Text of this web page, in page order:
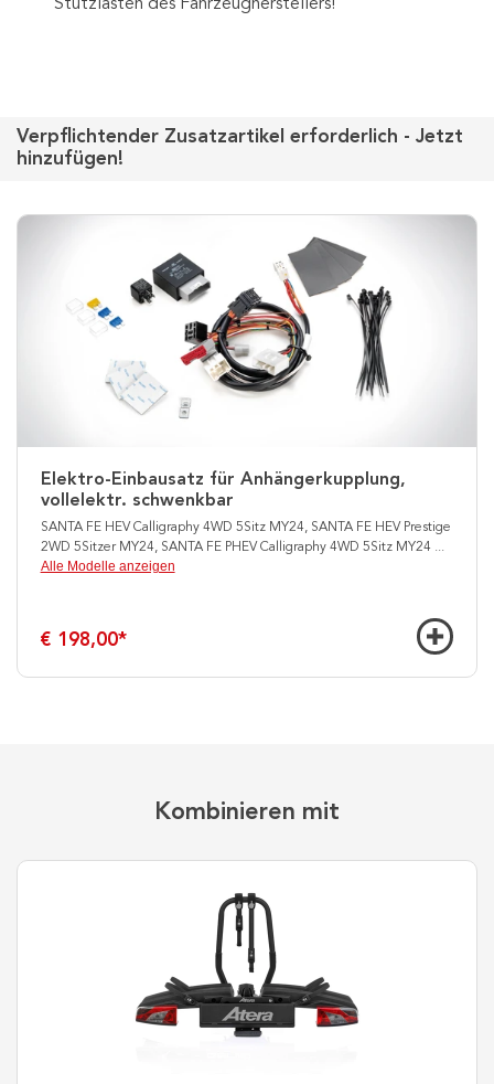
Stützlasten des Fahrzeugherstellers!
Verpflichtender Zusatzartikel erforderlich - Jetzt
hinzufügen!
Elektro-Einbausatz für Anhängerkupplung,
vollelektr. schwenkbar
SANTA FE HEV Calligraphy 4WD 5Sitz MY24, SANTA FE HEV Prestige
2WD 5Sitzer MY24, SANTA FE PHEV Calligraphy 4WD 5Sitz MY24 ...
Alle Modelle anzeigen
€ 198,00*
Kombinieren mit